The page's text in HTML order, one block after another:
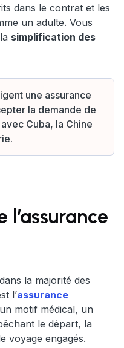
dans le contrat et les
un adulte. Vous
simplification des
une assurance
la demande de
Cuba, la Chine
l’assurance
la majorité des
l’assurance
motif médical, un
le départ, la
voyage engagés.